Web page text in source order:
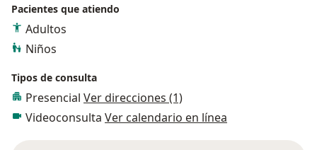
Pacientes que atiendo
Adultos
Niños
Tipos de consulta
Presencial Ver direcciones (1)
Videoconsulta Ver calendario en línea